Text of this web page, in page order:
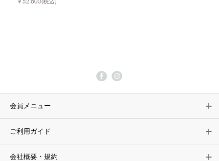
会員メニュー
ご利用ガイド
会社概要・規約